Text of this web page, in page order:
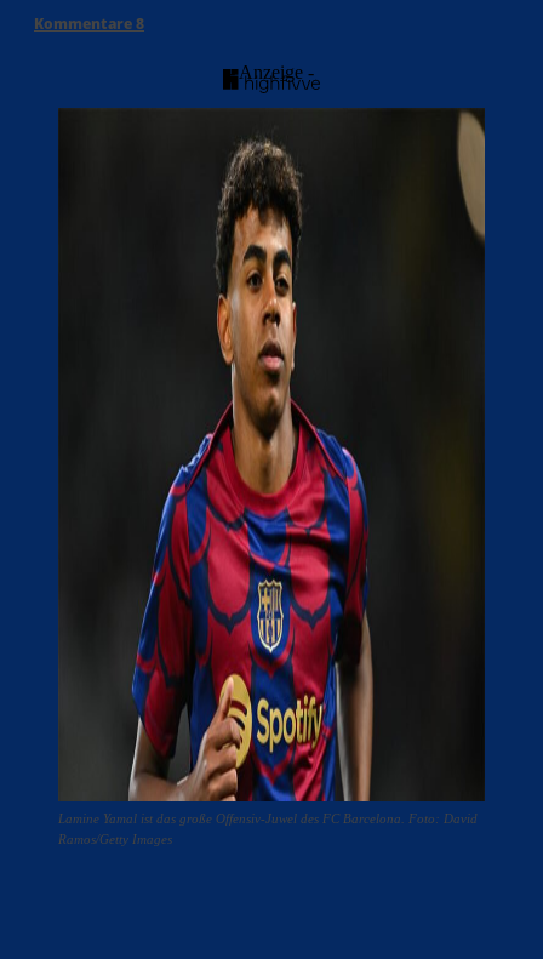
Kommentare8
- Anzeige -
Lamine Yamal ist das große Offensiv-Juwel des FC Barcelona. Foto: David
Ramos/Getty Images